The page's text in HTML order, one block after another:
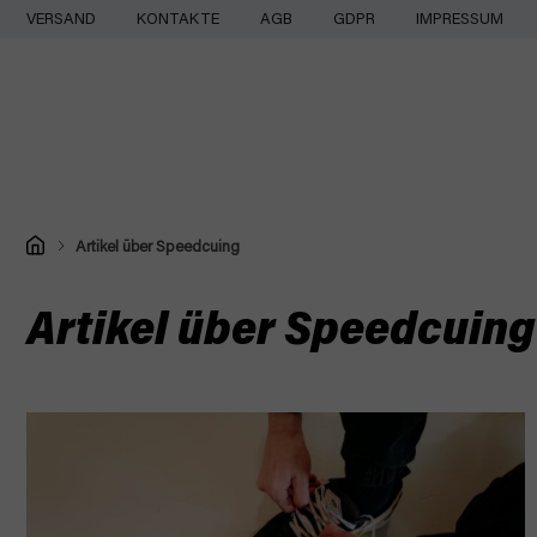
Zum
VERSAND KONTAKTE AGB GDPR IMPRESSUM
StartseiteArtikel über Speedcuing
Artikel über Speedcuing